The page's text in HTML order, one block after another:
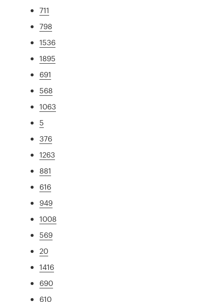
711
798
1536
1895
691
568
1063
5
376
1263
881
616
949
1008
569
20
1416
690
610